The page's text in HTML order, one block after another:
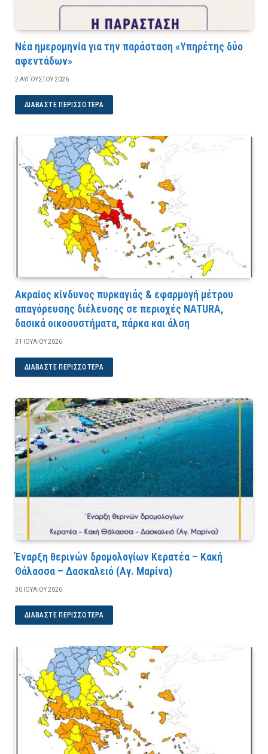
Νέα ημερομηνία για την παράσταση «Υπηρέτης δύο
αφεντάδων»
2 ΑΥΓΟΎΣΤΟΥ 2026
ΔΙΑΒΆΣΤΕ ΠΕΡΙΣΣΌΤΕΡΑ
Ακραίος κίνδυνος πυρκαγιάς & εφαρμογή μέτρου
απαγόρευσης διέλευσης σε περιοχές NATURA,
δασικά οικοσυστήματα, πάρκα και άλση
31 ΙΟΥΛΊΟΥ 2026
ΔΙΑΒΆΣΤΕ ΠΕΡΙΣΣΌΤΕΡΑ
Έναρξη θερινών δρομολογίων Κερατέα – Κακή
Θάλασσα – Δασκαλειό (Αγ. Μαρίνα)
30 ΙΟΥΛΊΟΥ 2026
ΔΙΑΒΆΣΤΕ ΠΕΡΙΣΣΌΤΕΡΑ